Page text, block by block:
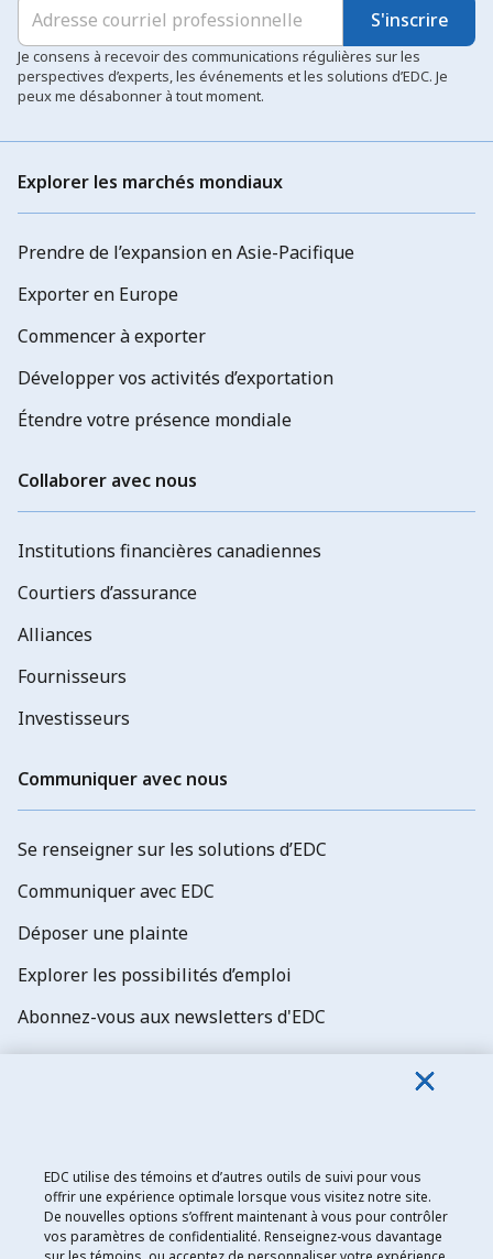
S'inscrire
Je consens à recevoir des communications régulières sur les
perspectives d’experts, les événements et les solutions d’EDC. Je
peux me désabonner à tout moment.
Explorer les marchés mondiaux
Prendre de l’expansion en Asie-Pacifique
Exporter en Europe
Commencer à exporter
Développer vos activités d’exportation
Étendre votre présence mondiale
Collaborer avec nous
Institutions financières canadiennes
Courtiers d’assurance
Alliances
Fournisseurs
Investisseurs
Communiquer avec nous
Se renseigner sur les solutions d’EDC
Communiquer avec EDC
Déposer une plainte
Explorer les possibilités d’emploi
Abonnez-vous aux newsletters d'EDC
Exportation et développement Canada
Énoncé de confidentialité
Transparence et divulgation
EDC utilise des témoins et d’autres outils de suivi pour vous
offrir une expérience optimale lorsque vous visitez notre site.
De nouvelles options s’offrent maintenant à vous pour contrôler
vos paramètres de confidentialité. Renseignez-vous davantage